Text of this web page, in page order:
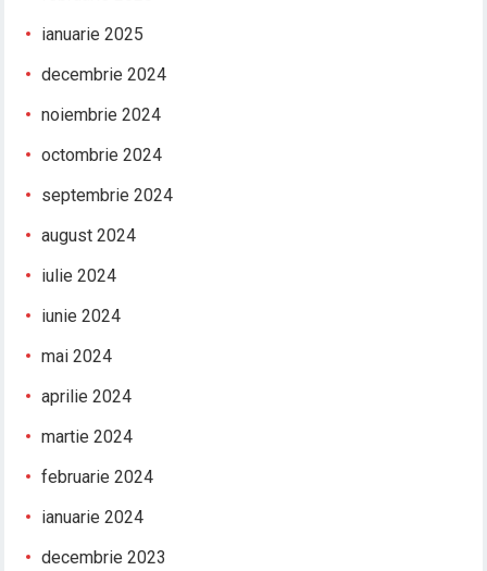
ianuarie 2025
decembrie 2024
noiembrie 2024
octombrie 2024
septembrie 2024
august 2024
iulie 2024
iunie 2024
mai 2024
aprilie 2024
martie 2024
februarie 2024
ianuarie 2024
decembrie 2023